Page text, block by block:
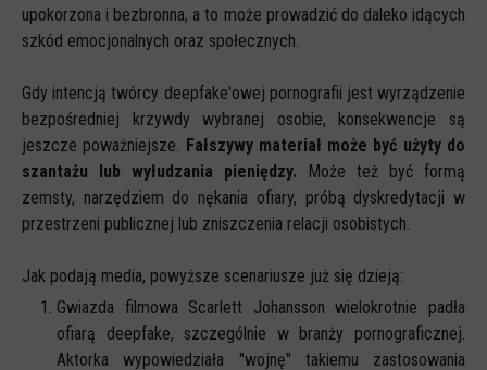
upokorzona i bezbronna, a to może prowadzić do daleko idących
szkód emocjonalnych oraz społecznych.
Gdy intencją twórcy deepfake'owej pornografii jest wyrządzenie
bezpośredniej krzywdy wybranej osobie, konsekwencje są
jeszcze poważniejsze. Fałszywy materiał może być użyty do
szantażu lub wyłudzania pieniędzy.
Może też być formą
zemsty, narzędziem do nękania ofiary, próbą dyskredytacji w
przestrzeni publicznej lub zniszczenia relacji osobistych.
Jak podają media, powyższe scenariusze już się dzieją:
Gwiazda filmowa Scarlett Johansson wielokrotnie padła
ofiarą deepfake, szczególnie w branży pornograficznej.
Aktorka wypowiedziała "wojnę" takiemu zastosowania